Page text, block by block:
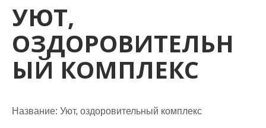
УЮТ,
ОЗДОРОВИТЕЛЬН
ЫЙ КОМПЛЕКС
Название: Уют, оздоровительный комплекс